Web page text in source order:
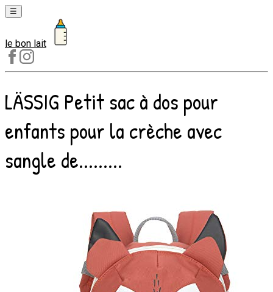
☰
Laits
1er
âge
Laits
2e
âge
Laits
de
le bon lait
LÄSSIG Petit sac à dos pour
enfants pour la crèche avec
sangle de.........